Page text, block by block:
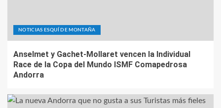
NOTICIAS ESQUÍ DE MONTAÑA
Anselmet y Gachet-Mollaret vencen la Individual
Race de la Copa del Mundo ISMF Comapedrosa
Andorra